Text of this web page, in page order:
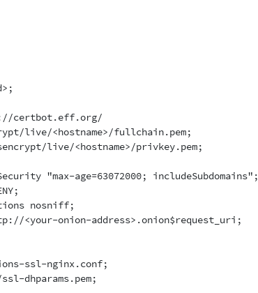
certbot.eff.org/
live/<hostname>/fullchain.pem;
live/<hostname>/privkey.pem;
"max-age=63072000; includeSubdomains";
nosniff;
<your-onion-address>.onion$request_uri;
ssl-nginx.conf;
dhparams.pem;